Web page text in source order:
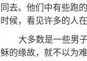
同去。他们中有些跑
时候，看见许多的人
大多数是一些男
稣的缘故，就不以为难